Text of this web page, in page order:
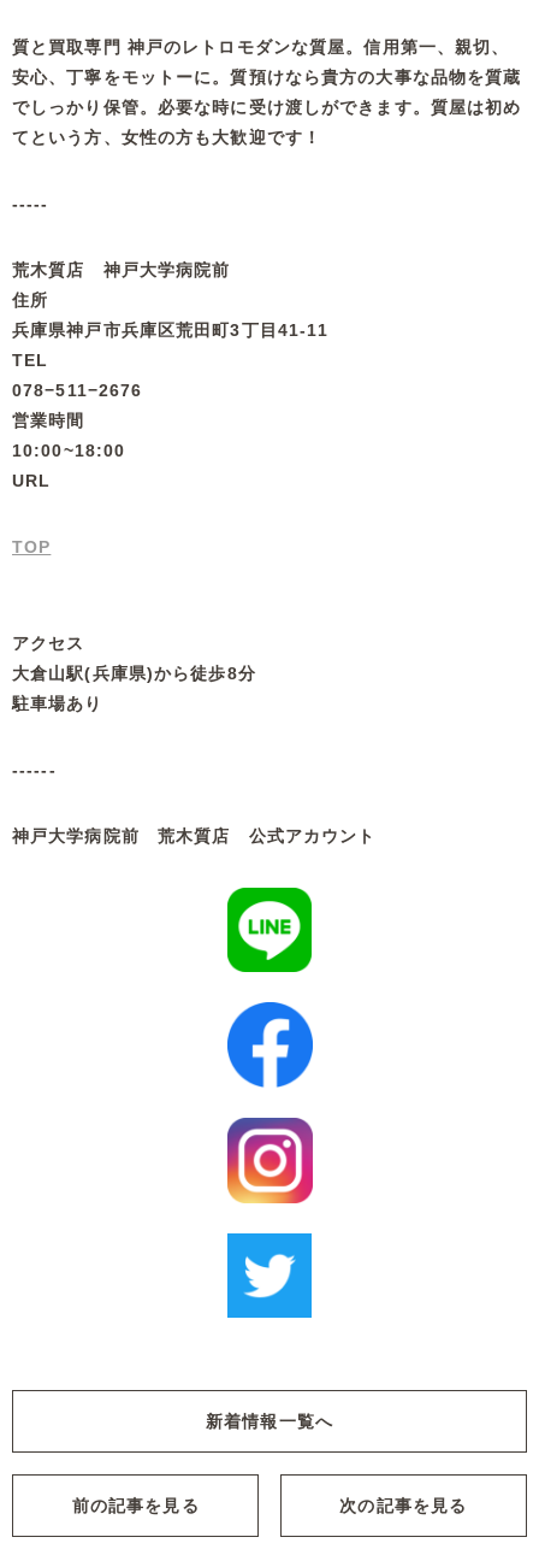
質と買取専門 神戸のレトロモダンな質屋。信用第一、親切、
安心、丁寧をモットーに。質預けなら貴方の大事な品物を質蔵
でしっかり保管。必要な時に受け渡しができます。質屋は初め
てという方、女性の方も大歓迎です！
-----
荒木質店 神戸大学病院前
住所
兵庫県神戸市兵庫区荒田町3丁目41-11
TEL
078−511−2676
営業時間
10:00~18:00
URL
TOP
アクセス
大倉山駅(兵庫県)から徒歩8分
駐車場あり
------
神戸大学病院前 荒木質店 公式アカウント
前の記事を見る
新着情報一覧へ
次の記事を見る